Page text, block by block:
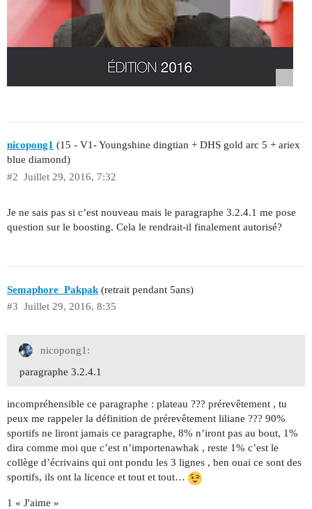
nicopong1 (15 - V1- Youngshine dingtian + DHS gold arc 5 + ariex
blue diamond)
Juillet 29, 2016, 7:32
#2
Je ne sais pas si c’est nouveau mais le paragraphe 3.2.4.1 me pose
question sur le boosting. Cela le rendrait-il finalement autorisé?
Semaphore_Pakpak (retrait pendant 5ans)
Juillet 29, 2016, 8:35
#3
nicopong1:
paragraphe 3.2.4.1
incompréhensible ce paragraphe : plateau ??? prérevêtement , tu
peux me rappeler la définition de prérevêtement liliane ??? 90%
sportifs ne liront jamais ce paragraphe, 8% n’iront pas au bout, 1%
dira comme moi que c’est n’importenawhak , reste 1% c’est le
collège d’écrivains qui ont pondu les 3 lignes , ben ouai ce sont des
sportifs, ils ont la licence et tout et tout…
1 « J'aime »